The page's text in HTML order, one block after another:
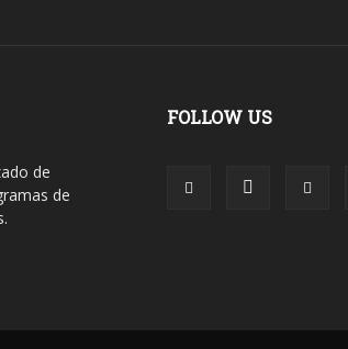
de
de
FOLLOW US